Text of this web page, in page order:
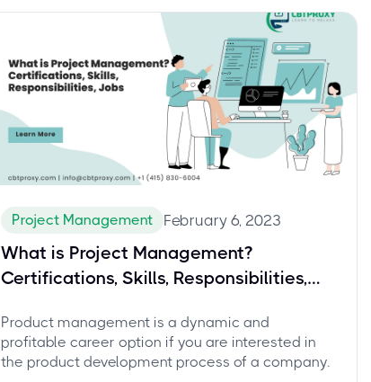
Project Management February 6, 2023
What is Project Management?
Certifications, Skills, Responsibilities,
Product management is a dynamic and
profitable career option if you are interested in
the product development process of a company.